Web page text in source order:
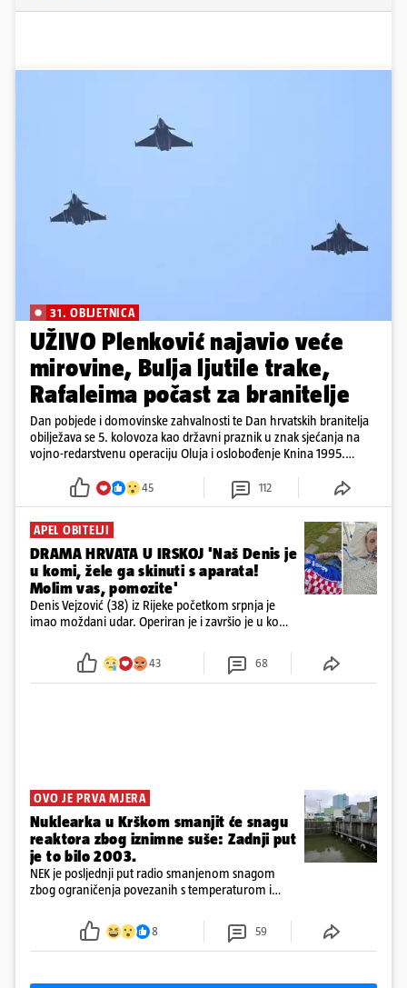
31. OBLJETNICA
UŽIVO Plenković najavio veće
mirovine, Bulja ljutile trake,
Rafaleima počast za branitelje
Dan pobjede i domovinske zahvalnosti te Dan hrvatskih branitelja
obilježava se 5. kolovoza kao državni praznik u znak sjećanja na
vojno-redarstvenu operaciju Oluja i oslobođenje Knina 1995.
45 112
APEL OBITELJI
DRAMA HRVATA U IRSKOJ 'Naš Denis je
u komi, žele ga skinuti s aparata!
Molim vas, pomozite'
Denis Vejzović (38) iz Rijeke početkom srpnja je
imao moždani udar. Operiran je i završio je u komi.
tamošnji liječnici ne vjeruju u oporavak: 'Imamo
43 68
OVO JE PRVA MJERA
Nuklearka u Krškom smanjit će snagu
reaktora zbog iznimne suše: Zadnji put
je to bilo 2003.
NEK je posljednji put radio smanjenom snagom
zbog ograničenja povezanih s temperaturom i
smanjenje snage bilo potrebno više od 90 dana.
8 59